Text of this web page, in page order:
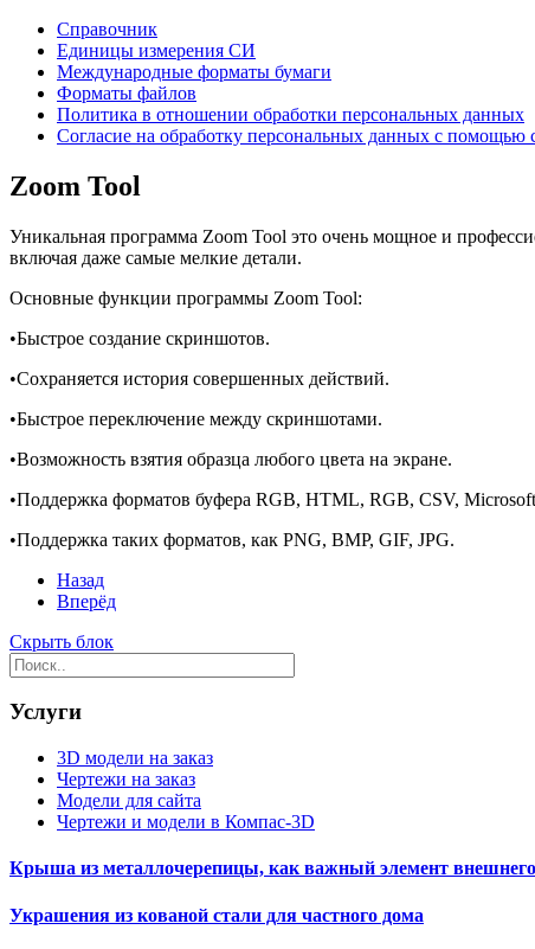
Справочник
Единицы измерения СИ
Международные форматы бумаги
Форматы файлов
Политика в отношении обработки персональных данных
Согласие на обработку персональных данных с помощью
Zoom Tool
Уникальная программа Zoom Tool это очень мощное и
включая даже самые мелкие детали.
Основные функции программы Zoom Tool:
•Быстрое создание скриншотов.
•Сохраняется история совершенных действий.
•Быстрое переключение между скриншотами.
•Возможность взятия образца любого цвета на экране.
•Поддержка форматов буфера RGB, HTML, RGB, CSV,
•Поддержка таких форматов, как PNG, BMP, GIF, JPG.
Назад
Вперёд
Скрыть блок
Услуги
3D модели на заказ
Чертежи на заказ
Модели для сайта
Чертежи и модели в Компас-3D
Крыша из металлочерепицы, как важный элемент внешнего
Украшения из кованой стали для частного дома